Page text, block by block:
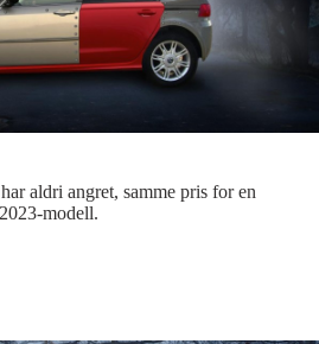
aldri angret, samme pris for en
modell.